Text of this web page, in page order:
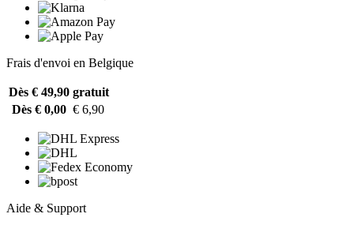
Frais d'envoi en Belgique
Dès € 49,90 gratuit
Dès € 0,00 € 6,90
Aide & Support